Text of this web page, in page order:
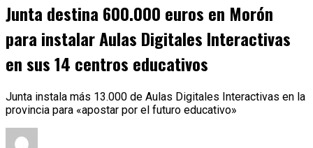
Junta destina 600.000 euros en Morón
para instalar Aulas Digitales Interactivas
en sus 14 centros educativos
Junta instala más 13.000 de Aulas Digitales Interactivas en la
provincia para «apostar por el futuro educativo»